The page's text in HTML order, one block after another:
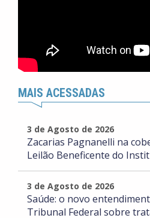
MAIS ACESSADAS
3 de Agosto de 2026
Zacarias Pagnanelli na
Leilão Beneficente do
3 de Agosto de 2026
Saúde: o novo
Tribunal Federal sobre